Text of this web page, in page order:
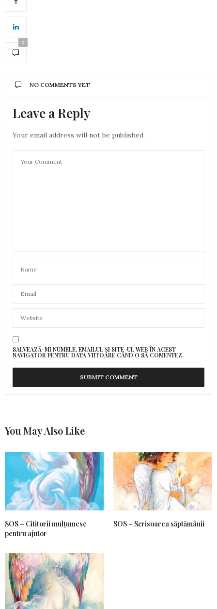
0
NO COMMENTS YET
Leave a Reply
Your email address will not be published.
SALVEAZĂ-MI NUMELE, EMAILUL ȘI SITE-UL WEB ÎN ACEST
NAVIGATOR PENTRU DATA VIITOARE CÂND O SĂ COMENTEZ.
You May Also Like
SOS – Cititorii mulțumesc
pentru ajutor
SOS – Scrisoarea săptămânii